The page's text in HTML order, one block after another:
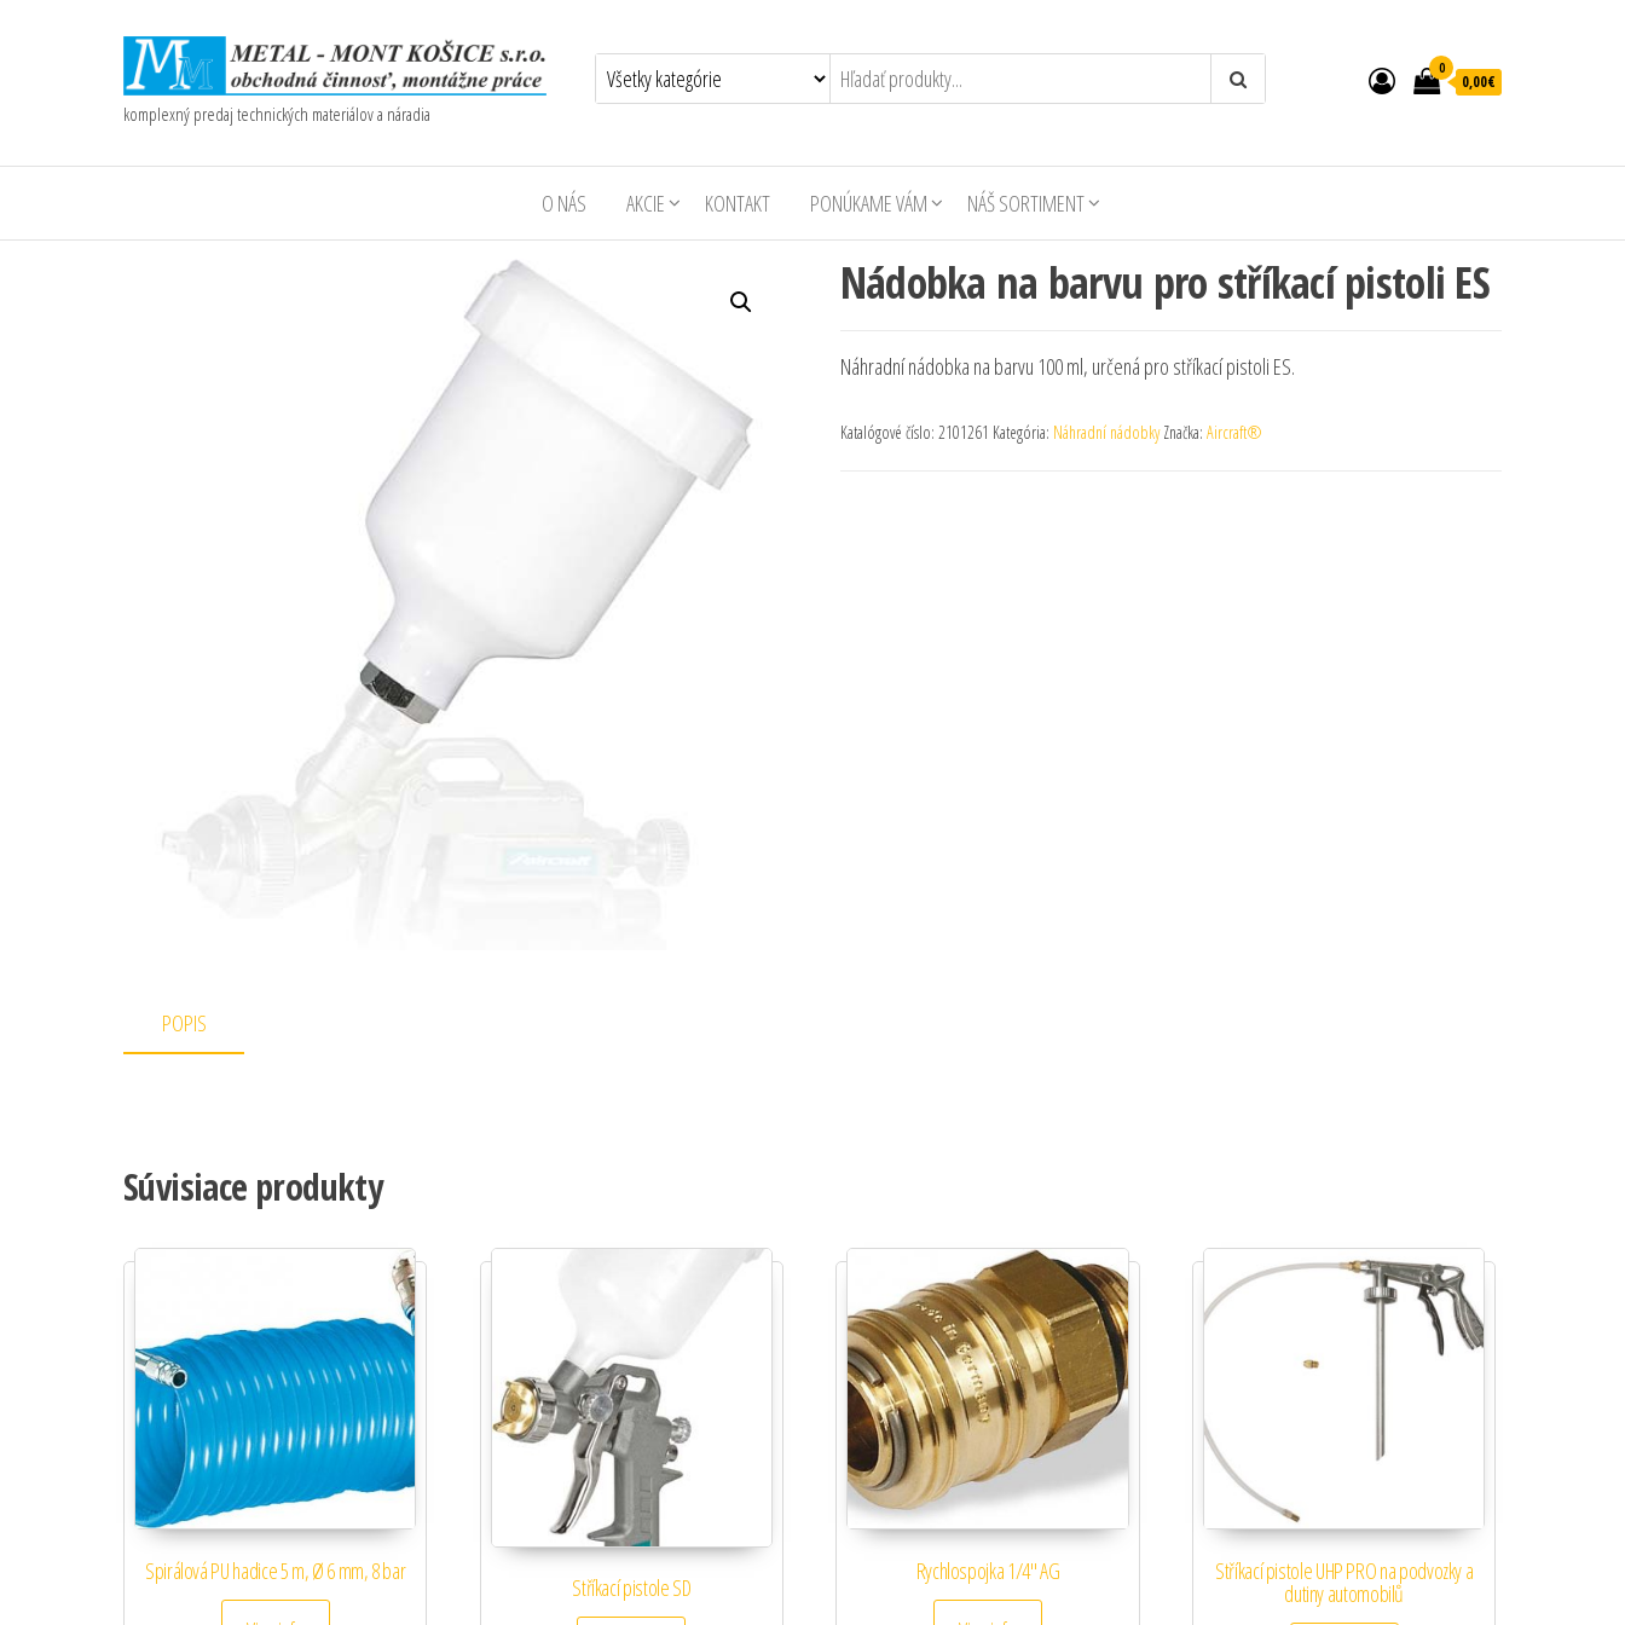
komplexný predaj technických materiálov a náradia
0
0,00€
O NÁS AKCIE KONTAKT PONÚKAME VÁM NÁŠ SORTIMENT
Nádobka na barvu pro stříkací pistoli ES
Náhradní nádobka na barvu 100 ml, určená pro stříkací pistoli ES.
Katalógové číslo: 2101261 Kategória: Náhradní nádobky Značka: Aircraft®
POPIS
Súvisiace produkty
Spirálová PU hadice 5 m, Ø 6 mm, 8 bar
Stříkací pistole SD
Rychlospojka 1/4″ AG Stříkací pistole UHP PRO na podvozky a
dutiny automobilů